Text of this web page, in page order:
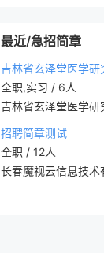
最近/急招简章
吉林省玄泽堂医学研
全职,实习 / 6人
吉林省玄泽堂医学研
招聘简章测试
全职 / 12人
长春魔视云信息技术